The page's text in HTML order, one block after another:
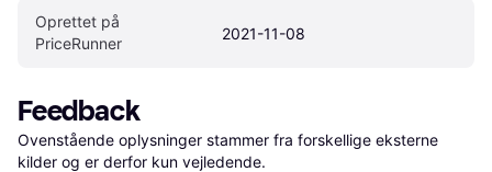
Oprettet på
PriceRunner
2021-11-08
Feedback
Ovenstående oplysninger stammer fra forskellige eksterne
kilder og er derfor kun vejledende.